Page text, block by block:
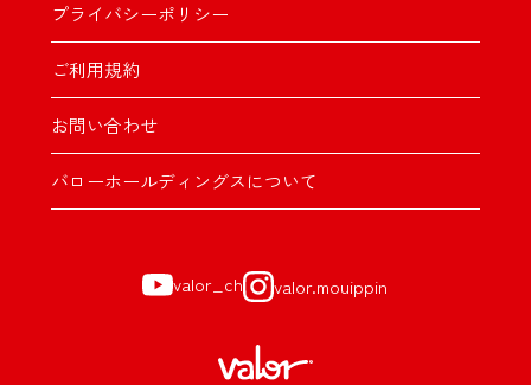
プライバシーポリシー
ご利用規約
お問い合わせ
バローホールディングスについて
valor_ch valor.mouippin